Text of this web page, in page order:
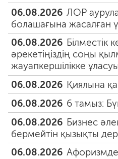
06.08.2026 ЛОР
болашағына жасалған
06.08.2026 Білместік
әрекетіңіздің соңы
жауапкершілікке
06.08.2026 Қиялына
06.08.2026 6 тамыз:
06.08.2026 Бизнес
бермейтін қызықты
06.08.2026